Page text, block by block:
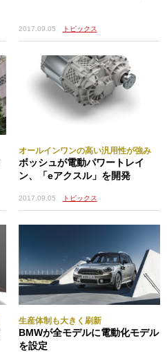
2017.09.05 トピックス
オールインワンの高い汎用性が強み
ボッシュが電動パワートレイ
ン、「eアクスル」を開発
2017.09.05 トピックス
生産体制も大きく刷新
BMWが全モデルに電動化モデル
を設定